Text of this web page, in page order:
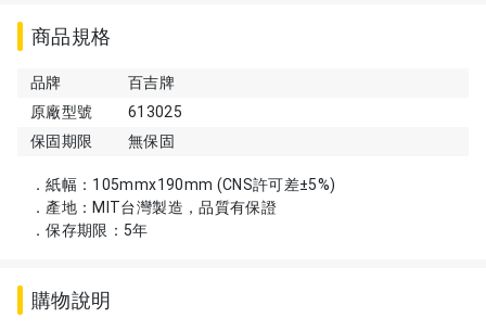
商品規格
品牌
百吉牌
原廠型號
613025
保固期限
無保固
．紙幅：105mmx190mm (CNS許可差±5%)
．產地：MIT台灣製造，品質有保證
．保存期限：5年
購物說明